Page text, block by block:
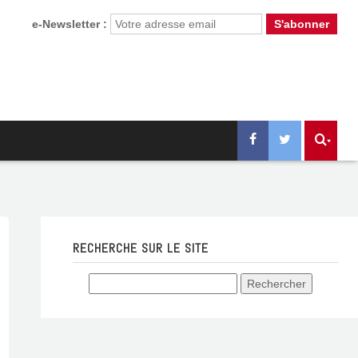
e-Newsletter :
RECHERCHE SUR LE SITE